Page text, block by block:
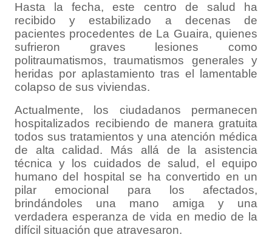
Hasta la fecha, este centro de salud ha
recibido y estabilizado a decenas de
pacientes procedentes de La Guaira, quienes
sufrieron graves lesiones como
politraumatismos, traumatismos generales y
heridas por aplastamiento tras el lamentable
colapso de sus viviendas.
​Actualmente, los ciudadanos permanecen
hospitalizados recibiendo de manera gratuita
todos sus tratamientos y una atención médica
de alta calidad. Más allá de la asistencia
técnica y los cuidados de salud, el equipo
humano del hospital se ha convertido en un
pilar emocional para los afectados,
brindándoles una mano amiga y una
verdadera esperanza de vida en medio de la
difícil situación que atravesaron.